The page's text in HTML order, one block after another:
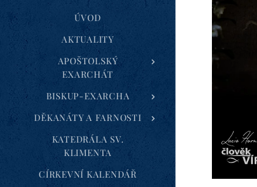
ÚVOD
AKTUALITY
APOŠTOLSKÝ
EXARCHÁT
BISKUP-EXARCHA
DĚKANÁTY A FARNOSTI
KATEDRÁLA SV.
KLIMENTA
CÍRKEVNÍ KALENDÁŘ